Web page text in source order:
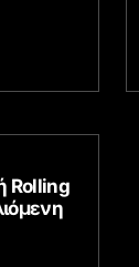
Rolling